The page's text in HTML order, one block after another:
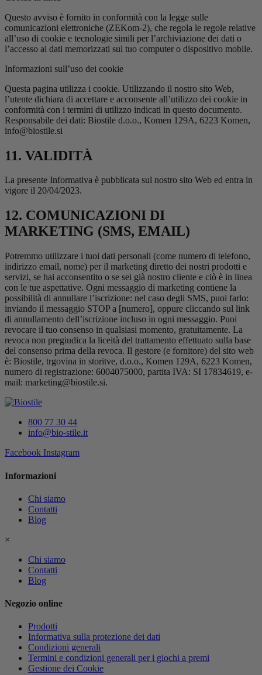
Questo avviso è fornito in conformità con la legge sulle
comunicazioni elettroniche (ZEKom-2), che regola le regole relative
all’uso di cookie e tecnologie simili per l’archiviazione dei dati o
l’accesso ai dati memorizzati sul tuo computer o dispositivo mobile.
Informazioni sull’uso dei cookie
Questa pagina utilizza i cookie. Utilizzando il nostro sito Web,
l’utente dichiara di accettare e acconsente all’utilizzo dei cookie in
conformità con i termini di utilizzo indicati in questo documento.
Responsabile dei dati: Biostile d.o.o., Komen 129A, 6223 Komen,
info@biostile.si
11. VALIDITÀ
La presente Informativa è pubblicata sul nostro sito Web ed entra in
vigore il 20/04/2023.
12. COMUNICAZIONI DI
MARKETING (SMS, EMAIL)
Potremmo utilizzare i tuoi dati personali (come numero di telefono,
indirizzo email, nome) per il marketing diretto dei nostri prodotti e
servizi, se hai acconsentito o se sei già nostro cliente e ciò è in linea
con le tue aspettative. Ogni messaggio di marketing contiene la
possibilità di annullare l’iscrizione: nel caso degli SMS, puoi farlo:
inviando il messaggio STOP a [numero], oppure cliccando sul link
di annullamento dell’iscrizione incluso in ogni messaggio. Puoi
revocare il tuo consenso in qualsiasi momento, gratuitamente. La
revoca non pregiudica la liceità del trattamento effettuato sulla base
del consenso prima della revoca. Il gestore (e fornitore) del sito web
è: Biostile, trgovina in storitve, d.o.o., Komen 129A, 6223 Komen,
numero di registrazione: 6004075000, partita IVA: SI 17834619, e-
mail: marketing@biostile.si.
800 77 30 44
info@bio-stile.it
Facebook Instagram
Informazioni
Chi siamo
Contatti
Blog
×
Chi siamo
Contatti
Blog
Negozio online
Prodotti
Informativa sulla protezione dei dati
Condizioni generali
Termini e condizioni generali per i giochi a premi
Gestione dei Cookie